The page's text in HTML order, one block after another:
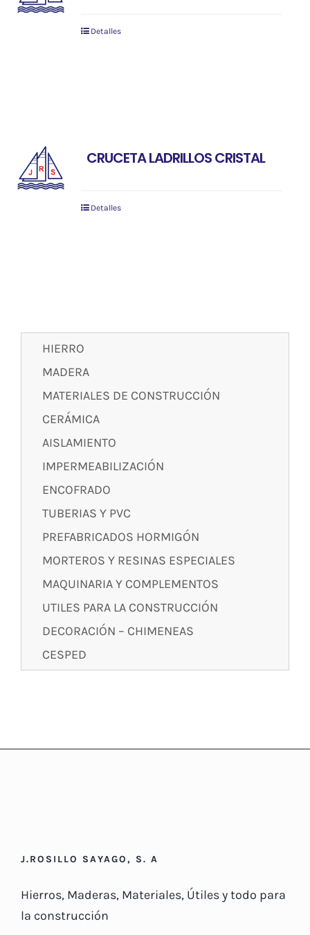
Detalles
CRUCETA LADRILLOS CRISTAL
Detalles
HIERRO
MADERA
MATERIALES DE CONSTRUCCIÓN
CERÁMICA
AISLAMIENTO
IMPERMEABILIZACIÓN
ENCOFRADO
TUBERIAS Y PVC
PREFABRICADOS HORMIGÓN
MORTEROS Y RESINAS ESPECIALES
MAQUINARIA Y COMPLEMENTOS
UTILES PARA LA CONSTRUCCIÓN
DECORACIÓN – CHIMENEAS
CESPED
J.ROSILLO SAYAGO, S. A
Hierros, Maderas, Materiales, Útiles y todo para
la construcción